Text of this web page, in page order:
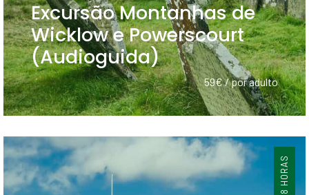
Excursão Montanhas de
Wicklow e Powerscourt
(Audioguida)
59€ / por adulto
8 HORAS